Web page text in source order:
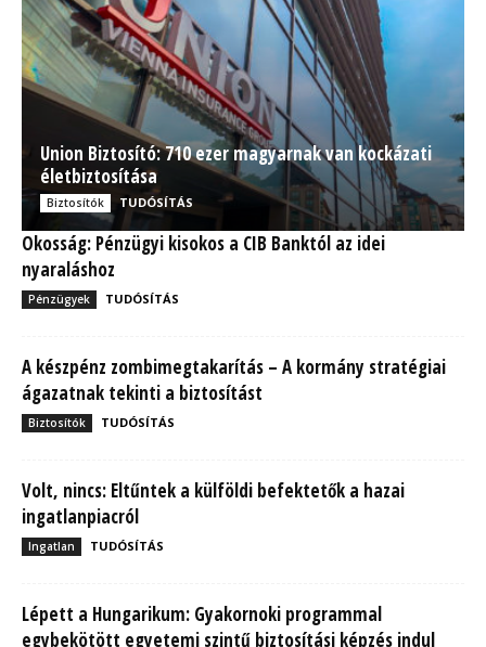
Union Biztosító: 710 ezer magyarnak van kockázati
életbiztosítása
Biztosítók TUDÓSÍTÁS
Okosság: Pénzügyi kisokos a CIB Banktól az idei
nyaraláshoz
Pénzügyek TUDÓSÍTÁS
A készpénz zombimegtakarítás – A kormány stratégiai
ágazatnak tekinti a biztosítást
Biztosítók TUDÓSÍTÁS
Volt, nincs: Eltűntek a külföldi befektetők a hazai
ingatlanpiacról
Ingatlan TUDÓSÍTÁS
Lépett a Hungarikum: Gyakornoki programmal
egybekötött egyetemi szintű biztosítási képzés indul